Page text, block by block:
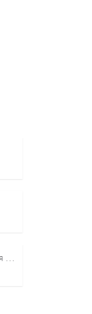
Саша Авто на весілля Вінниця